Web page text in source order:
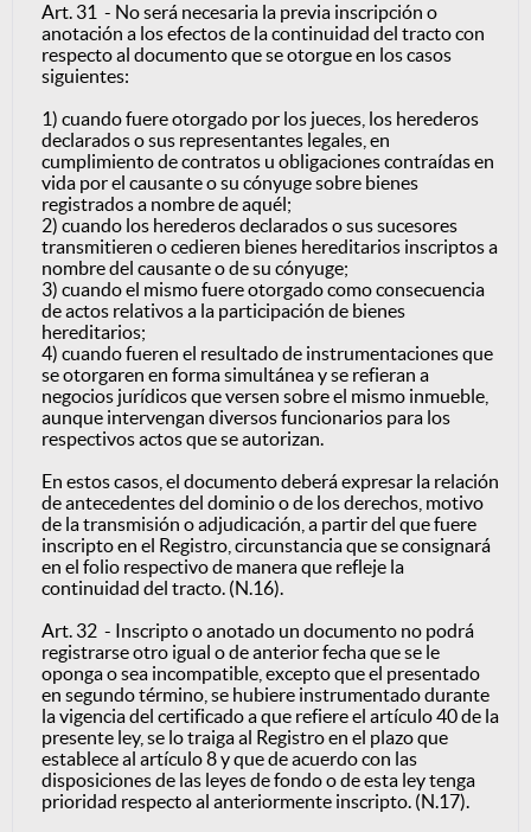
Art. 31 - No será necesaria la previa inscripción o
anotación a los efectos de la continuidad del tracto con
respecto al documento que se otorgue en los casos
siguientes:
1) cuando fuere otorgado por los jueces, los herederos
declarados o sus representantes legales, en
cumplimiento de contratos u obligaciones contraídas en
vida por el causante o su cónyuge sobre bienes
registrados a nombre de aquél;
2) cuando los herederos declarados o sus sucesores
transmitieren o cedieren bienes hereditarios inscriptos a
nombre del causante o de su cónyuge;
3) cuando el mismo fuere otorgado como consecuencia
de actos relativos a la participación de bienes
hereditarios;
4) cuando fueren el resultado de instrumentaciones que
se otorgaren en forma simultánea y se refieran a
negocios jurídicos que versen sobre el mismo inmueble,
aunque intervengan diversos funcionarios para los
respectivos actos que se autorizan.
En estos casos, el documento deberá expresar la relación
de antecedentes del dominio o de los derechos, motivo
de la transmisión o adjudicación, a partir del que fuere
inscripto en el Registro, circunstancia que se consignará
en el folio respectivo de manera que refleje la
continuidad del tracto. (N.16).
Art. 32 - Inscripto o anotado un documento no podrá
registrarse otro igual o de anterior fecha que se le
oponga o sea incompatible, excepto que el presentado
en segundo término, se hubiere instrumentado durante
la vigencia del certificado a que refiere el artículo 40 de la
presente ley, se lo traiga al Registro en el plazo que
establece al artículo 8 y que de acuerdo con las
disposiciones de las leyes de fondo o de esta ley tenga
prioridad respecto al anteriormente inscripto. (N.17).